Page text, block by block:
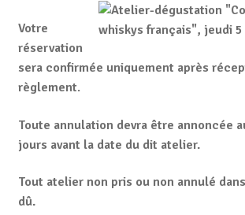
Votre
réservation
sera confirmée uniquement après
règlement.
Toute annulation devra être annoncée
jours avant la date du dit atelier.
Tout atelier non pris ou non annulé
dû.